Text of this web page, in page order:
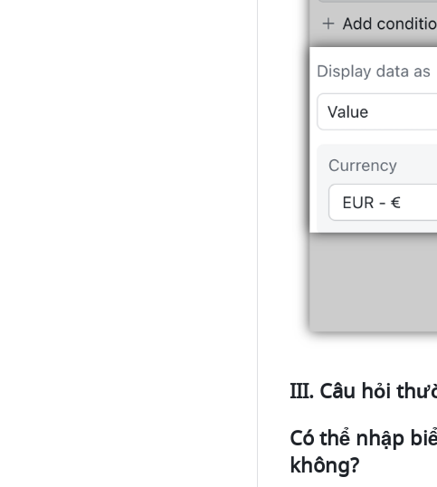
III. Câu hỏi
Có thể nhập
không?